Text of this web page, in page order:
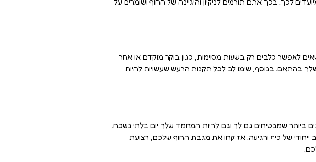
לכך. בכך אתם תורמים לניקיון והיגיינה של החוף ושומרים על
לאפשר כלבים רק בשעות מסוימות, כגון בוקר מוקדם או אחר
בהתאם. בנוסף, שימו לב לכל תקנות הרעש שעשויות להיות
ביותר שמבטיחים גם לך וגם לחיות המחמד שלך יום בלתי נשכח.
ייחודי של כיף ורגיעה. אז קחו את מגבת החוף שלכם, רצועת